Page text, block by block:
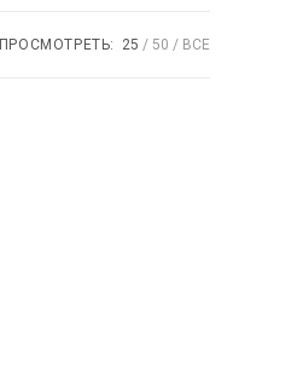
ПРОСМОТРЕТЬ: 25 50 ВСЕ